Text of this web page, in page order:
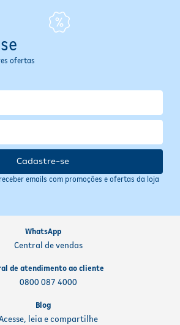
ofertas
emails com promoções e ofertas da loja
Cadastre-se
WhatsApp
Central de vendas
de atendimento ao cliente
0800 087 4000
Blog
leia e compartilhe